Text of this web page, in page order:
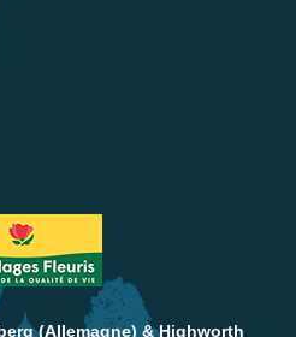
(Allemagne) & Highworth